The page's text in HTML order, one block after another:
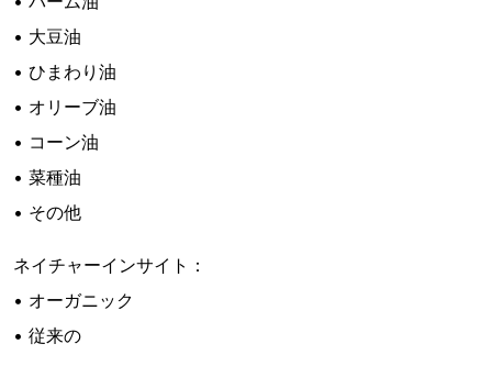
• 大豆油
• ひまわり油
• オリーブ油
• コーン油
• 菜種油
• その他
ネイチャーインサイト：
• オーガニック
• 従来の